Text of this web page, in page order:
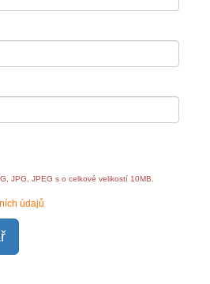
JPG, JPEG s o celkové velikostí 10MB.
údajů